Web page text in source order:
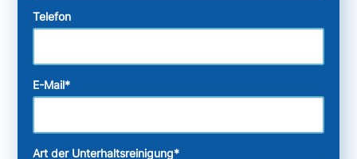
Telefon
E-Mail*
Art der Unterhaltsreinigung*